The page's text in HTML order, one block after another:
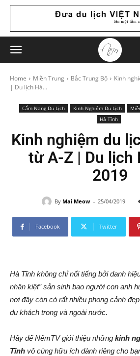
Home Miền Trung Bắc Trung Bộ
Kinh
| Du lịch Hà...
Cẩm Nang Du Lịch Kinh Nghiệm Du Lịch
Hà Tĩnh
Kinh nghiệm du
từ A-Z | Du lịch
2019
By Mai Meow - 25/04/2019
Facebook Twitter
Hà Tĩnh không chỉ nổi tiếng bởi danh
nhân kiệt” sản sinh bao người con anh
nơi đây còn có rất nhiều phong cảnh
du khách trong và ngoài nước.
Hãy để NếmTV giới thiệu những kinh
Tĩnh vô cùng hữu ích dành riêng cho